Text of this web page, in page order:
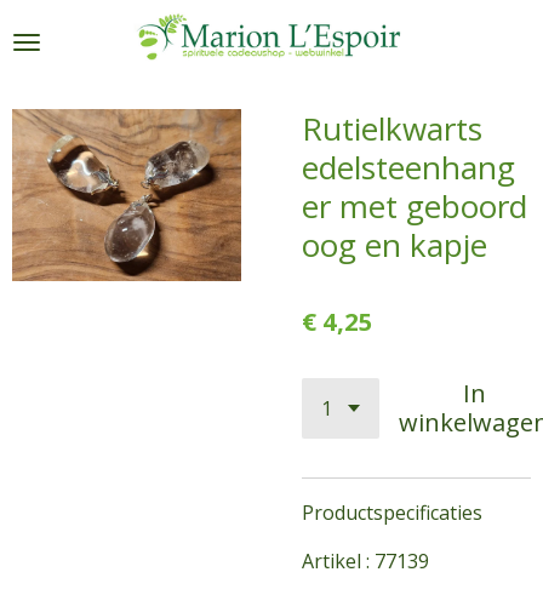
direct
de
hoofdinhoud
Rutielkwarts
edelsteenhang
er met geboord
oog en kapje
€ 4,25
In
Productspecificaties
Artikel : 77139